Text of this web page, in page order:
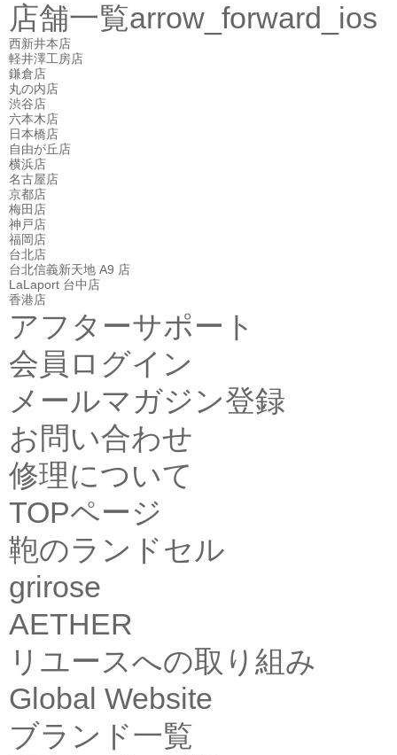
店舗一覧arrow_forward_ios
西新井本店
軽井澤工房店
鎌倉店
丸の内店
渋谷店
六本木店
日本橋店
自由が丘店
横浜店
名古屋店
京都店
梅田店
神戸店
福岡店
台北店
台北信義新天地 A9 店
LaLaport 台中店
香港店
アフターサポート
会員ログイン
メールマガジン登録
お問い合わせ
修理について
TOPページ
鞄のランドセル
grirose
AETHER
リユースへの取り組み
Global Website
ブランド一覧